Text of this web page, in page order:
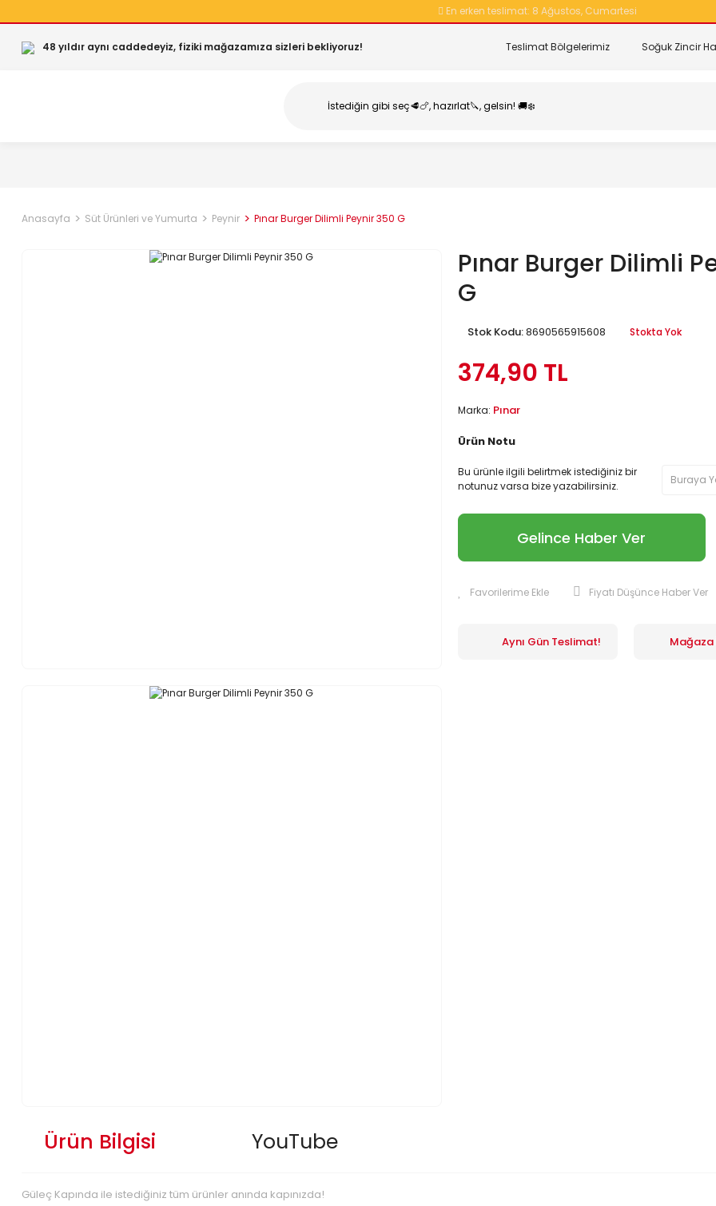
En erken teslimat: 8 Ağustos, Cumartesi
48 yıldır aynı caddedeyiz, fiziki mağazamıza sizleri bekliyoruz! Teslimat Bölgelerimiz Soğuk Zincir
Anasayfa Süt Ürünleri ve Yumurta Peynir Pınar Burger Dilimli Peynir 350 G
Pınar Burger Dilimli
G
Stok Kodu:8690565915608 Stokta Yok
374,90 TL
Marka: Pınar
Ürün Notu
Bu ürünle ilgili belirtmek istediğiniz bir
notunuz varsa bize yazabilirsiniz.
Gelince Haber Ver
Fiyatı Düşünce Haber Ver
Aynı Gün Teslimat! Mağaza
Ürün Bilgisi YouTube
Güleç Kapında ile istediğiniz tüm ürünler anında kapınızda!